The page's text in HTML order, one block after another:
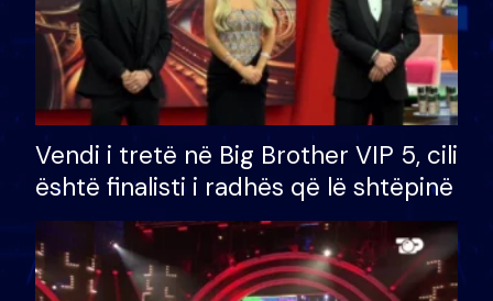
Vendi i tretë në Big Brother VIP 5, cili
është finalisti i radhës që lë shtëpinë